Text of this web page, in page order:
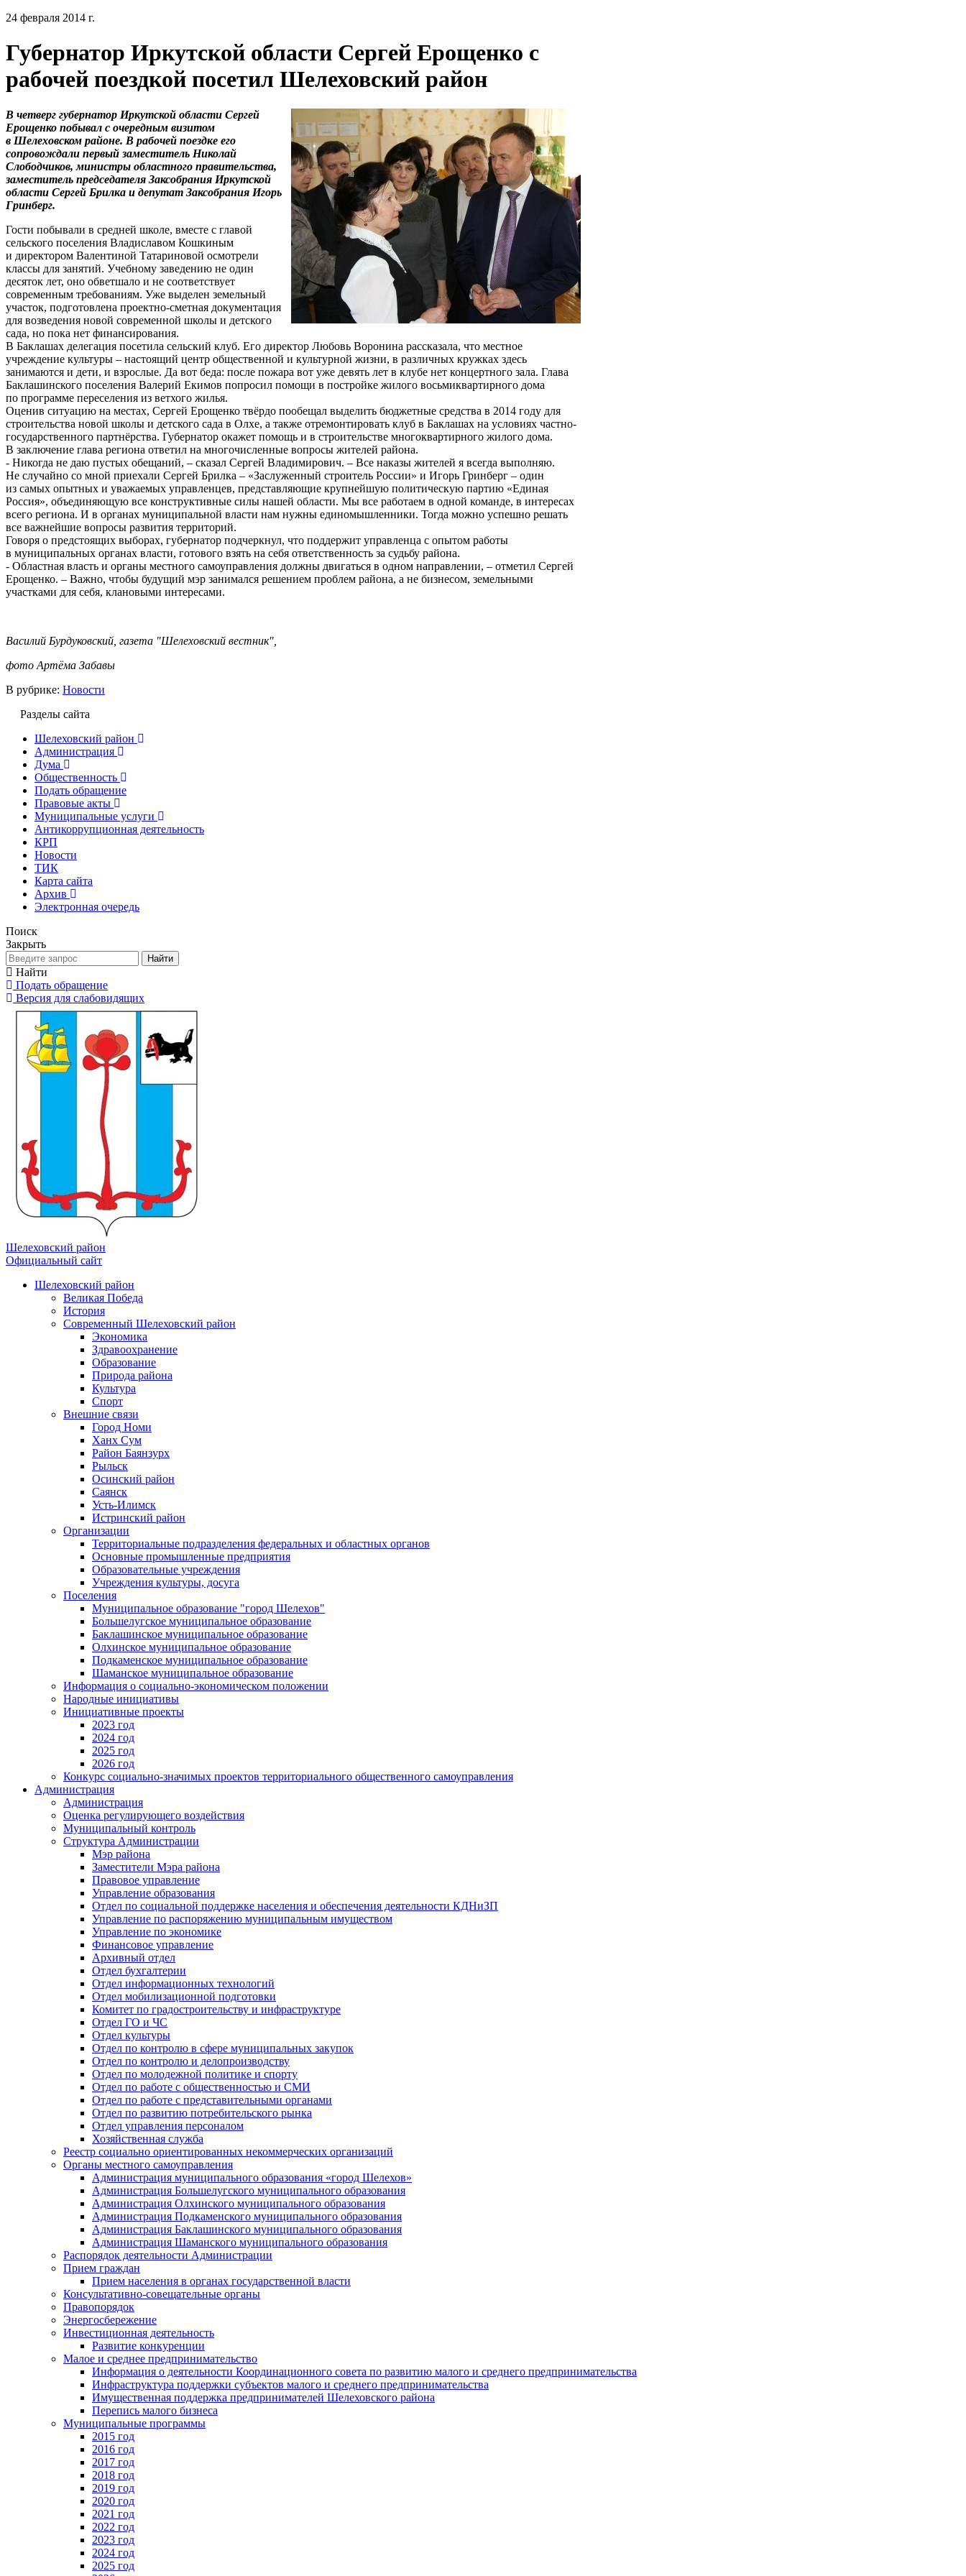
24 февраля 2014 г.
Губернатор Иркутской области Сергей Ерощенко с
рабочей поездкой посетил Шелеховский район
В четверг губернатор Иркутской области Сергей
Ерощенко побывал с очередным визитом
в Шелеховском районе. В рабочей поездке его
сопровождали первый заместитель Николай
Слободчиков, министры областного правительства,
заместитель председателя Заксобрания Иркутской
области Сергей Брилка и депутат Заксобрания Игорь
Гринберг.
Гости побывали в средней школе, вместе с главой
сельского поселения Владиславом Кошкиным
и директором Валентиной Татариновой осмотрели
классы для занятий. Учебному заведению не один
десяток лет, оно обветшало и не соответствует
современным требованиям. Уже выделен земельный
участок, подготовлена проектно-сметная документация
для возведения новой современной школы и детского
сада, но пока нет финансирования.
В Баклашах делегация посетила сельский клуб. Его директор Любовь Воронина рассказала, что местное
учреждение культуры – настоящий центр общественной и культурной жизни, в различных кружках здесь
занимаются и дети, и взрослые. Да вот беда: после пожара вот уже девять лет в клубе нет концертного зала. Глава
Баклашинского поселения Валерий Екимов попросил помощи в постройке жилого восьмиквартирного дома
по программе переселения из ветхого жилья.
Оценив ситуацию на местах, Сергей Ерощенко твёрдо пообещал выделить бюджетные средства в 2014 году для
строительства новой школы и детского сада в Олхе, а также отремонтировать клуб в Баклашах на условиях частно-
государственного партнёрства. Губернатор окажет помощь и в строительстве многоквартирного жилого дома.
В заключение глава региона ответил на многочисленные вопросы жителей района.
- Никогда не даю пустых обещаний, – сказал Сергей Владимирович. – Все наказы жителей я всегда выполняю.
Не случайно со мной приехали Сергей Брилка – «Заслуженный строитель России» и Игорь Гринберг – один
из самых опытных и уважаемых управленцев, представляющие крупнейшую политическую партию «Единая
Россия», объединяющую все конструктивные силы нашей области. Мы все работаем в одной команде, в интересах
всего региона. И в органах муниципальной власти нам нужны единомышленники. Тогда можно успешно решать
все важнейшие вопросы развития территорий.
Говоря о предстоящих выборах, губернатор подчеркнул, что поддержит управленца с опытом работы
в муниципальных органах власти, готового взять на себя ответственность за судьбу района.
- Областная власть и органы местного самоуправления должны двигаться в одном направлении, – отметил Сергей
Ерощенко. – Важно, чтобы будущий мэр занимался решением проблем района, а не бизнесом, земельными
участками для себя, клановыми интересами.
Василий Бурдуковский, газета "Шелеховский вестник",
фото Артёма Забавы
В рубрике: Новости
Разделы сайта
Шелеховский район
Администрация
Дума
Общественность
Подать обращение
Правовые акты
Муниципальные услуги
Антикоррупционная деятельность
КРП
Новости
ТИК
Карта сайта
Архив
Электронная очередь
Поиск
Закрыть
Найти
Найти
Подать обращение
Версия для слабовидящих
Шелеховский район
Официальный сайт
Шелеховский район
Великая Победа
История
Современный Шелеховский район
Экономика
Здравоохранение
Образование
Природа района
Культура
Спорт
Внешние связи
Город Номи
Ханх Сум
Район Баянзурх
Рыльск
Осинский район
Саянск
Усть-Илимск
Истринский район
Организации
Территориальные подразделения федеральных и областных органов
Основные промышленные предприятия
Образовательные учреждения
Учреждения культуры, досуга
Поселения
Муниципальное образование "город Шелехов"
Большелугское муниципальное образование
Баклашинское муниципальное образование
Олхинское муниципальное образование
Подкаменское муниципальное образование
Шаманское муниципальное образование
Информация о социально-экономическом положении
Народные инициативы
Инициативные проекты
2023 год
2024 год
2025 год
2026 год
Конкурс социально-значимых проектов территориального общественного самоуправления
Администрация
Администрация
Оценка регулирующего воздействия
Муниципальный контроль
Структура Администрации
Мэр района
Заместители Мэра района
Правовое управление
Управление образования
Отдел по социальной поддержке населения и обеспечения деятельности КДНиЗП
Управление по распоряжению муниципальным имуществом
Управление по экономике
Финансовое управление
Архивный отдел
Отдел бухгалтерии
Отдел информационных технологий
Отдел мобилизационной подготовки
Комитет по градостроительству и инфраструктуре
Отдел ГО и ЧС
Отдел культуры
Отдел по контролю в сфере муниципальных закупок
Отдел по контролю и делопроизводству
Отдел по молодежной политике и спорту
Отдел по работе с общественностью и СМИ
Отдел по работе с представительными органами
Отдел по развитию потребительского рынка
Отдел управления персоналом
Хозяйственная служба
Реестр социально ориентированных некоммерческих организаций
Органы местного самоуправления
Администрация муниципального образования «город Шелехов»
Администрация Большелугского муниципального образования
Администрация Олхинского муниципального образования
Администрация Подкаменского муниципального образования
Администрация Баклашинского муниципального образования
Администрация Шаманского муниципального образования
Распорядок деятельности Администрации
Прием граждан
Прием населения в органах государственной власти
Консультативно-совещательные органы
Правопорядок
Энергосбережение
Инвестиционная деятельность
Развитие конкуренции
Малое и среднее предпринимательство
Информация о деятельности Координационного совета по развитию малого и среднего предпринимательства
Инфраструктура поддержки субъектов малого и среднего предпринимательства
Имущественная поддержка предпринимателей Шелеховского района
Перепись малого бизнеса
Муниципальные программы
2015 год
2016 год
2017 год
2018 год
2019 год
2020 год
2021 год
2022 год
2023 год
2024 год
2025 год